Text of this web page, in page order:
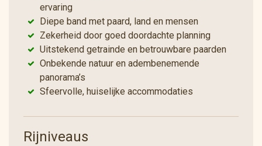
ervaring
Diepe band met paard, land en mensen
Zekerheid door goed doordachte planning
Uitstekend getrainde en betrouwbare paarden
Onbekende natuur en adembenemende
panorama’s
Sfeervolle, huiselijke accommodaties
Rijniveaus